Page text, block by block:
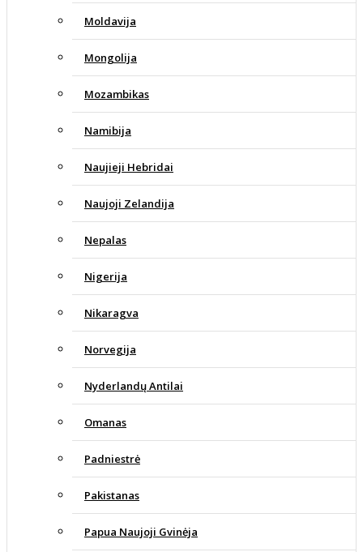
Moldavija
Mongolija
Mozambikas
Namibija
Naujieji Hebridai
Naujoji Zelandija
Nepalas
Nigerija
Nikaragva
Norvegija
Nyderlandų Antilai
Omanas
Padniestrė
Pakistanas
Papua Naujoji Gvinėja